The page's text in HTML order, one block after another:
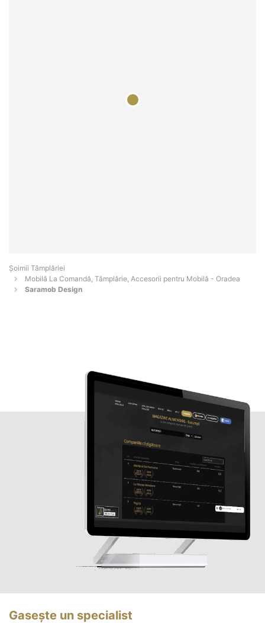
Șoimii Tâmplăriei
Mobilă La Comandă, Tâmplărie, Accesorii pentru Mobilă - Oradea
Saramob Design
Gasește un specialist